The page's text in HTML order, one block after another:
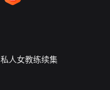
私人女教练续集